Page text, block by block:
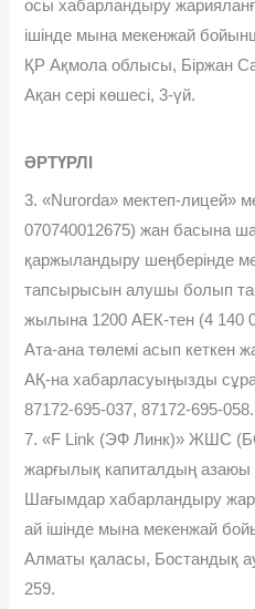
осы хабарландыру
ішінде мына мекенжай
ҚР Ақмола облысы, Біржан
Ақан сері көшесі, 3-үй.
ӘРТҮРЛІ
3. «Nurorda» мектеп-лицей»
070740012675) жан басына
қаржыландыру шеңберінде
тапсырысын алушы болып
жылына 1200 АЕК-тен (4 140
Ата-ана төлемі асып кеткен
АҚ-на хабарласуыңызды
87172-695-037, 87172-695-058.
7. «F Link (ЭФ Линк)» ЖШС
жарғылық капиталдың
Шағымдар хабарландыру
ай ішінде мына мекенжай
Алматы қаласы, Бостандық
259.